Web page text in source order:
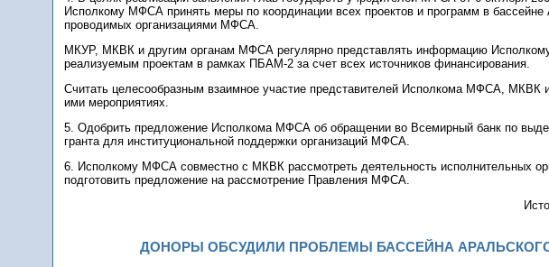
Исполкому МФСА принять меры по координации всех проектов и программ в бассейне
проводимых организациями МФСА.
МКУР, МКВК и другим органам МФСА регулярно представлять информацию
реализуемым проектам в рамках ПБАМ-2 за счет всех источников финансирования.
Считать целесообразным взаимное участие представителей Исполкома МФСА,
ими мероприятиях.
5. Одобрить предложение Исполкома МФСА об обращении во Всемирный банк по
гранта для институциональной поддержки организаций МФСА.
6. Исполкому МФСА совместно с МКВК рассмотреть деятельность исполнительных
подготовить предложение на рассмотрение Правления МФСА.
ДОНОРЫ ОБСУДИЛИ ПРОБЛЕМЫ БАССЕЙНА